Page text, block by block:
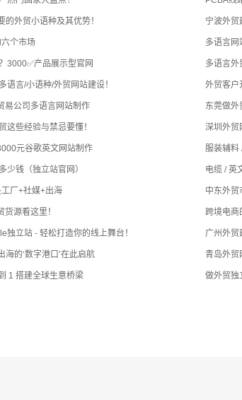
的外贸小语种及其优势！ 宁波外贸
个市场 多语言网
3000✅产品展示型官网 多语言外
语言/小语种/外贸网站建设！ 外贸客户
易公司多语言网站制作 东莞做外
这些经验与禁忌要懂！ 深圳外贸
元谷歌英文网站制作 服装辅料
少钱（独立站官网） 电缆 / 英
厂+社媒+出海 中东外
源看这里！ 跨境电商
独立站 - 轻松打造你的线上舞台！ 广州外贸
海的‘数字港口’在此启航 青岛外贸
1 搭建全球生意桥梁 做外贸独